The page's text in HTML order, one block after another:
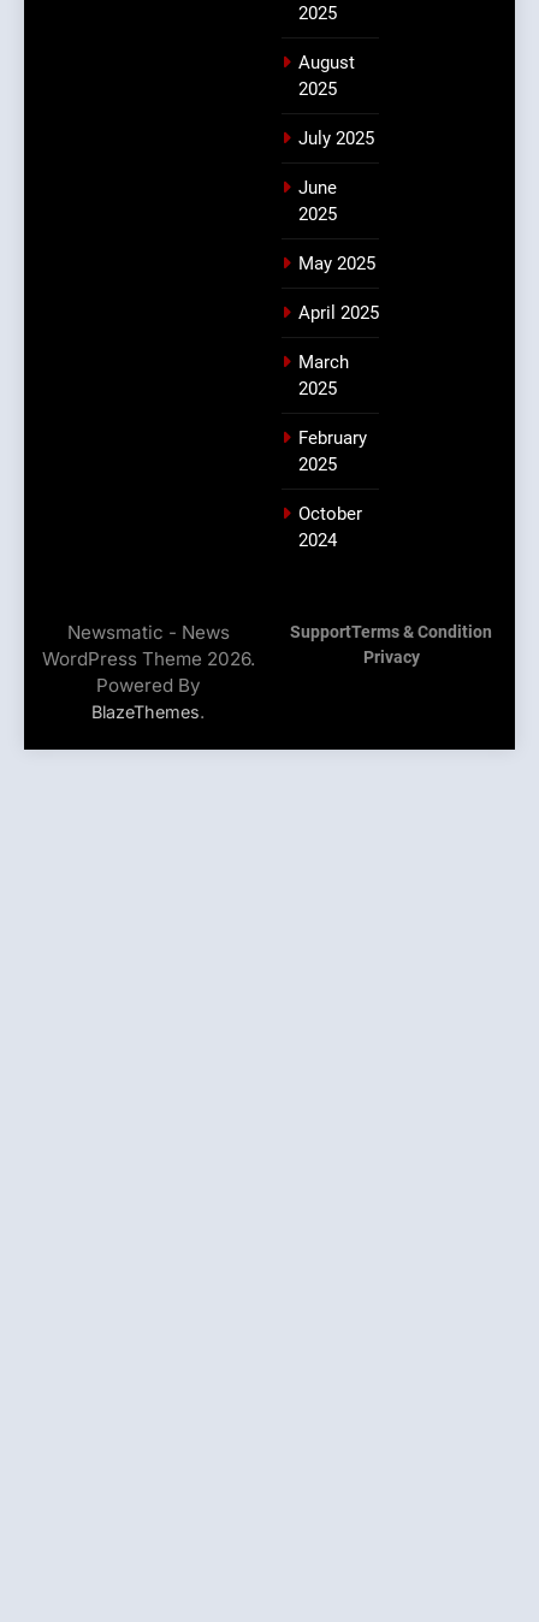
2025
August
2025
July 2025
June
2025
May 2025
April 2025
March
2025
February
2025
October
2024
Newsmatic - News
WordPress Theme 2026.
Powered By
BlazeThemes.
SupportTerms & Condition
Privacy